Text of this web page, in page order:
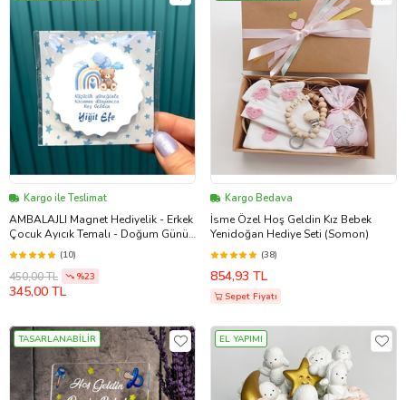
Kargo ile Teslimat
AMBALAJLI Magnet Hediyelik - Erkek
Çocuk Ayıcık Temalı - Doğum Günü,
Hoşgeldin Bebek Hatırası
(10)
450,00 TL %23
345,00 TL
Kargo Bedava
İsme Özel Hoş Geldin Kız Bebek
Yenidoğan Hediye Seti (Somon)
(38)
854,93 TL
Sepet Fiyatı
TASARLANABİLİR EL YAPIMI